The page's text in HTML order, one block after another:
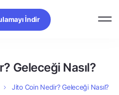
İndir
Geleceği Nasıl?
Jito Coin Nedir? Geleceği Nasıl?